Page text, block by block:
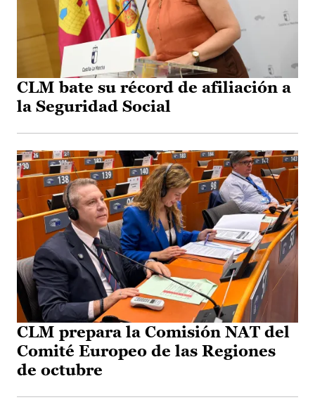
CLM bate su récord de afiliación a
la Seguridad Social
CLM prepara la Comisión NAT del
Comité Europeo de las Regiones
de octubre